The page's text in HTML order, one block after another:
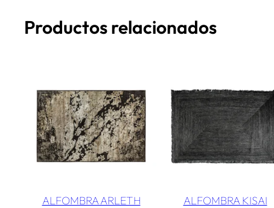
Productos relacionados
ALFOMBRA ARLETH ALFOMBRA KISAI